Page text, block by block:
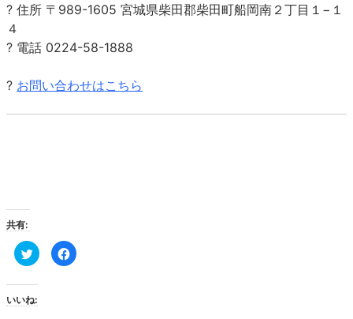
? 住所 〒989-1605 宮城県柴田郡柴田町船岡南２丁目１−１
４
? 電話 0224-58-1888
? お問い合わせはこちら
共有:
ク
リ
し
て
Twitter
Facebook
で
いいね: